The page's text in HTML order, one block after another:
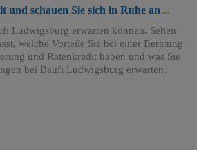
und schauen Sie sich in Ruhe an
Ludwigsburg erwarten können. Sehen
welche Vorteile Sie bei einer Beratung
und Ratenkredit haben und was Sie
bei Baufi Ludwigsburg erwarten.